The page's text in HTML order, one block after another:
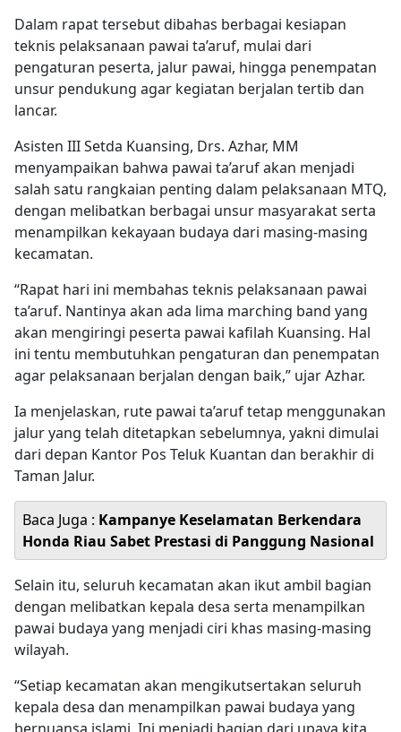
Dalam rapat tersebut dibahas berbagai kesiapan
teknis pelaksanaan pawai ta’aruf, mulai dari
pengaturan peserta, jalur pawai, hingga penempatan
unsur pendukung agar kegiatan berjalan tertib dan
lancar.
Asisten III Setda Kuansing, Drs. Azhar, MM
menyampaikan bahwa pawai ta’aruf akan menjadi
salah satu rangkaian penting dalam pelaksanaan MTQ,
dengan melibatkan berbagai unsur masyarakat serta
menampilkan kekayaan budaya dari masing-masing
kecamatan.
“Rapat hari ini membahas teknis pelaksanaan pawai
ta’aruf. Nantinya akan ada lima marching band yang
akan mengiringi peserta pawai kafilah Kuansing. Hal
ini tentu membutuhkan pengaturan dan penempatan
agar pelaksanaan berjalan dengan baik,” ujar Azhar.
Ia menjelaskan, rute pawai ta’aruf tetap menggunakan
jalur yang telah ditetapkan sebelumnya, yakni dimulai
dari depan Kantor Pos Teluk Kuantan dan berakhir di
Taman Jalur.
Baca Juga : Kampanye Keselamatan Berkendara
Honda Riau Sabet Prestasi di Panggung Nasional
Selain itu, seluruh kecamatan akan ikut ambil bagian
dengan melibatkan kepala desa serta menampilkan
pawai budaya yang menjadi ciri khas masing-masing
wilayah.
“Setiap kecamatan akan mengikutsertakan seluruh
kepala desa dan menampilkan pawai budaya yang